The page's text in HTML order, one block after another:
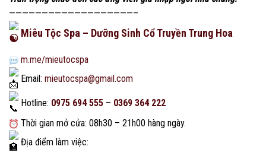
———————————————————–
Miêu Tộc Spa – Dưỡng Sinh Cổ Truyền Trung Hoa
m.me/mieutocspa
Email: mieutocspa@gmail.com
Hotline: 0975 694 555 – 0369 364 222
Thời gian mở cửa: 08h30 – 21h00 hàng ngày.
Địa điểm làm việc: